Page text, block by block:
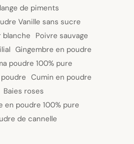
de piments
Vanille sans sucre
blanche Poivre sauvage
Gingembre en poudre
poudre 100% pure
Cumin en poudre
Baies roses
en poudre 100% pure
de cannelle